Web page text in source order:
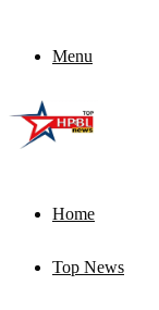
Menu
Home
Top News